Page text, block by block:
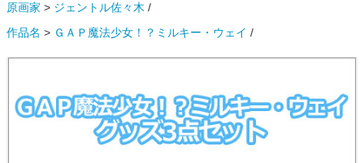
原画家
ジェントル佐々木
作品名
ＧＡＰ魔法少女！？ミルキー・ウェイ